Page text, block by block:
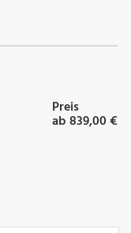
Preis
ab 839,00 €